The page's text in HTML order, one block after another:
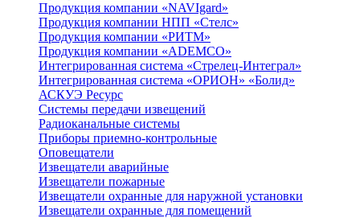
Продукция компании «NAVIgard»
Продукция компании НПП «Стелс»
Продукция компании «РИТМ»
Продукция компании «ADEMCO»
Интегрированная система «Стрелец-Интеграл»
Интегрированная система «ОРИОН» «Болид»
АСКУЭ Ресурс
Системы передачи извещений
Радиоканальные системы
Приборы приемно-контрольные
Оповещатели
Извещатели аварийные
Извещатели пожарные
Извещатели охранные для наружной установки
Извещатели охранные для помещений